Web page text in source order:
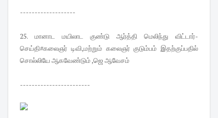
-------------------
25. மானாட மயிலாட குண்டு ஆர்த்தி மெலிந்து விட்டார்-
செய்தி#கலைஞர் டிவி,மற்றும் கலைஞர் குடும்பம் இதற்குப்பதில்
சொல்லியே ஆகவேண்டும் ,ஜெ ஆவேசம்
------------------------